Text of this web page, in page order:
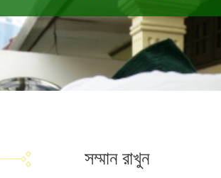
সম্মান রাখুন